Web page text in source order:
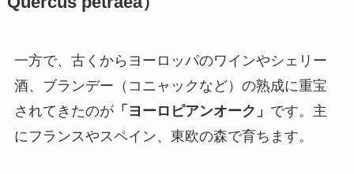
一方で、古くからヨーロッパのワインやシェリー
酒、ブランデー（コニャックなど）の熟成に重宝
されてきたのが「ヨーロピアンオーク」 です。主
にフランスやスペイン、東欧の森で育ちます。